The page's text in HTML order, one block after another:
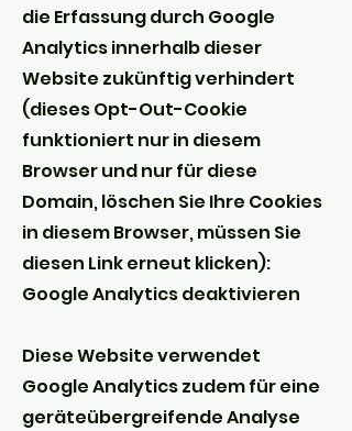
die Erfassung durch Google
Analytics innerhalb dieser
Website zukünftig verhindert
(dieses Opt-Out-Cookie
funktioniert nur in diesem
Browser und nur für diese
Domain, löschen Sie Ihre Cookies
in diesem Browser, müssen Sie
diesen Link erneut klicken):
Google Analytics deaktivieren
Diese Website verwendet
Google Analytics zudem für eine
geräteübergreifende Analyse